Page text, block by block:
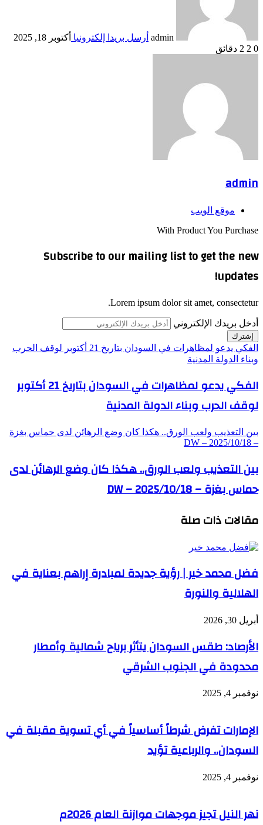
admin أرسل بريدا إلكترونيا أكتوبر 18, 2025
0
2 دقائق
admin
موقع الويب
With Product You Purchase
Subscribe to our mailing list to get the new
updates!
Lorem ipsum dolor sit amet, consectetur.
أدخل بريدك الإلكتروني
الفكي يدعو لمظاهرات في السودان بتاريخ 21 أكتوبر لوقف الحرب
وبناء الدولة المدنية
الفكي يدعو لمظاهرات في السودان بتاريخ 21 أكتوبر
لوقف الحرب وبناء الدولة المدنية
بين التعذيب ولعب الورق.. هكذا كان وضع الرهائن لدى حماس بغزة
– DW – 2025/10/18
بين التعذيب ولعب الورق.. هكذا كان وضع الرهائن لدى
حماس بغزة – DW – 2025/10/18
مقالات ذات صلة
فضل محمد خير | رؤية جديدة لمبادرة إراهم بعناية في
الهلالية والنورة
أبريل 30, 2026
الأرصاد: طقس السودان يتأثر برياح شمالية وأمطار
محدودة في الجنوب الشرقي
نوفمبر 4, 2025
الإمارات تفرض شرطاً أساسياً في أي تسوية مقبلة في
السودان.. والرباعية تؤيد
نوفمبر 4, 2025
نهر النيل تجيز موجهات موازنة العام 2026م